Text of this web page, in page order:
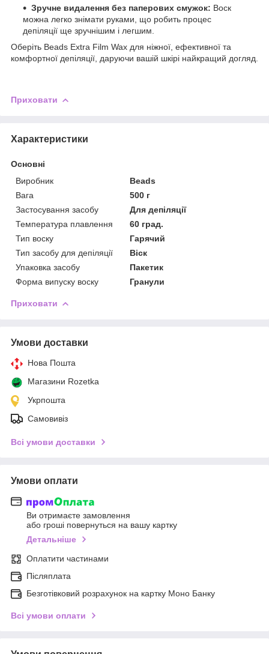
Зручне видалення без паперових смужок: Воск
можна легко знімати руками, що робить процес
депіляції ще зручнішим і легшим.
Оберіть Beads Extra Film Wax для ніжної, ефективної та
комфортної депіляції, даруючи вашій шкірі найкращий догляд.
Приховати
Характеристики
Основні
Виробник
Beads
Вага
500 г
Застосування засобу
Для депіляції
Температура плавлення
60 град.
Тип воску
Гарячий
Тип засобу для депіляції
Віск
Упаковка засобу
Пакетик
Форма випуску воску
Гранули
Приховати
Умови доставки
Нова Пошта
Магазини Rozetka
Укрпошта
Самовивіз
Всі умови доставки
Умови оплати
Ви отримаєте замовлення
або гроші повернуться на вашу картку
Детальніше
Оплатити частинами
Післяплата
Безготівковий розрахунок на картку Моно Банку
Всі умови оплати